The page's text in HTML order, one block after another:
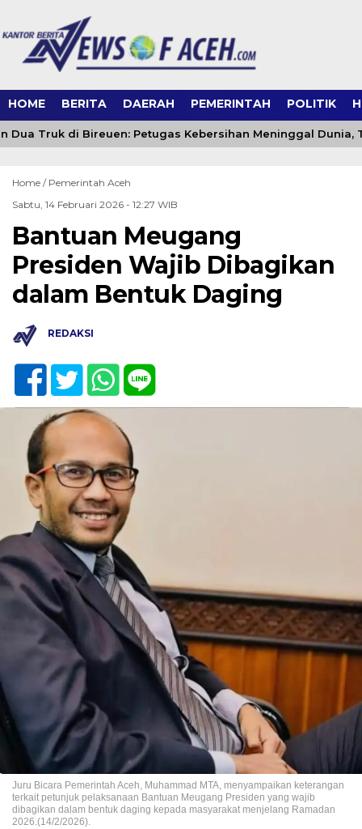
HOME BERITA DAERAH PEMERINTAH POLITIK
Dua Truk di Bireuen: Petugas Kebersihan Meninggal Dunia,
Home / Pemerintah Aceh
Sabtu, 14 Februari 2026 - 12:27 WIB
Bantuan Meugang
Presiden Wajib Dibagikan
dalam Bentuk Daging
REDAKSI
Juru Bicara Pemerintah Aceh, Muhammad MTA, menyampaikan keterangan
terkait petunjuk pelaksanaan Bantuan Meugang Presiden yang wajib
dibagikan dalam bentuk daging kepada masyarakat menjelang Ramadan
2026.(14/2/2026).